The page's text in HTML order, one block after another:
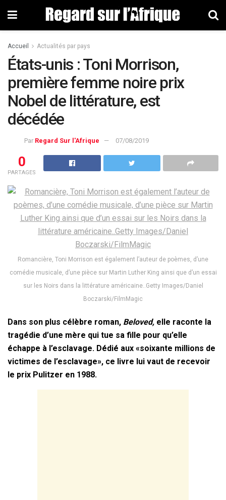
Accueil Actualités par pays
États-unis : Toni Morrison,
première femme noire prix
Nobel de littérature, est
décédée
Par Regard Sur l'Afrique 07/08/2019
0
PARTAGES
Romancière, Toni Morrison est également l’auteur de poèmes, d’une
comédie musicale, d’une pièce sur Martin Luther King ainsi que d’un essai
sur les Noirs dans la littérature américaine..Getty Images/Daniel
Boczarski/FilmMagic
Dans son plus célèbre roman, Beloved, elle raconte la
tragédie d’une mère qui tue sa fille pour qu’elle
échappe à l’esclavage. Dédié aux «soixante millions de
victimes de l’esclavage», ce livre lui vaut de recevoir
le prix Pulitzer en 1988.